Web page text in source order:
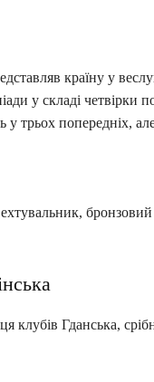
країну у
у складі четвірки
у трьох попередніх,
клубів Гданська,